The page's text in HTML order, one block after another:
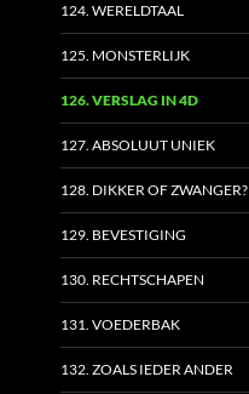
124. WERELDTAAL
125. MONSTERLIJK
126. VERSLAG IN 4D
127. ABSOLUUT UNIEK
128. DIKKER OF ZWANGER?
129. BEVESTIGING
130. RECHTSCHAPEN
131. VOEDERBAK
132. ZOALS IEDER ANDER